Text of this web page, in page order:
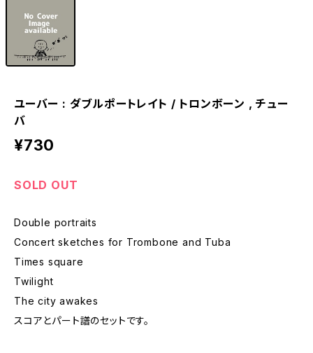
ユーバー : ダブルポートレイト / トロンボーン , チュー
バ
¥730
SOLD OUT
Double portraits
Concert sketches for Trombone and Tuba
Times square
Twilight
The city awakes
スコアとパート譜のセットです。